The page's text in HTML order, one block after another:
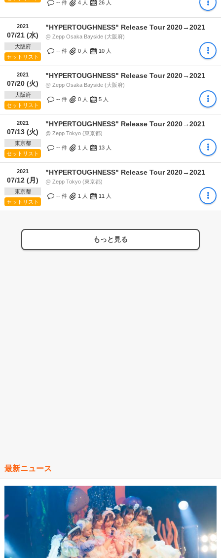
-- 件 4 人 26 人
2021
07/21 (水)
大阪府
セットリスト
"HYPERTOUGHNESS" Release Tour 2020→2021
@ Zepp Osaka Bayside (大阪府)
-- 件 0 人 10 人
2021
07/20 (火)
大阪府
セットリスト
"HYPERTOUGHNESS" Release Tour 2020→2021
@ Zepp Osaka Bayside (大阪府)
-- 件 0 人 5 人
2021
07/13 (火)
東京都
セットリスト
"HYPERTOUGHNESS" Release Tour 2020→2021
@ Zepp Tokyo (東京都)
-- 件 1 人 13 人
2021
07/12 (月)
東京都
セットリスト
"HYPERTOUGHNESS" Release Tour 2020→2021
@ Zepp Tokyo (東京都)
-- 件 1 人 11 人
もっと見る
最新ニュース